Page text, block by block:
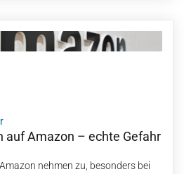
auf Amazon – echte Gefahr
nehmen zu, besonders bei